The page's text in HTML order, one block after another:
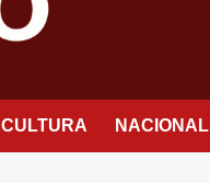
CULTURA NACIONAL